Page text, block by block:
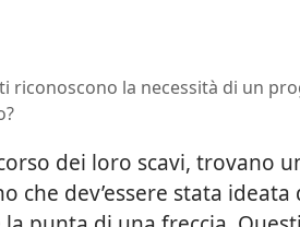
riconoscono la necessità di un
dei loro scavi, trovano
che dev’essere stata ideata